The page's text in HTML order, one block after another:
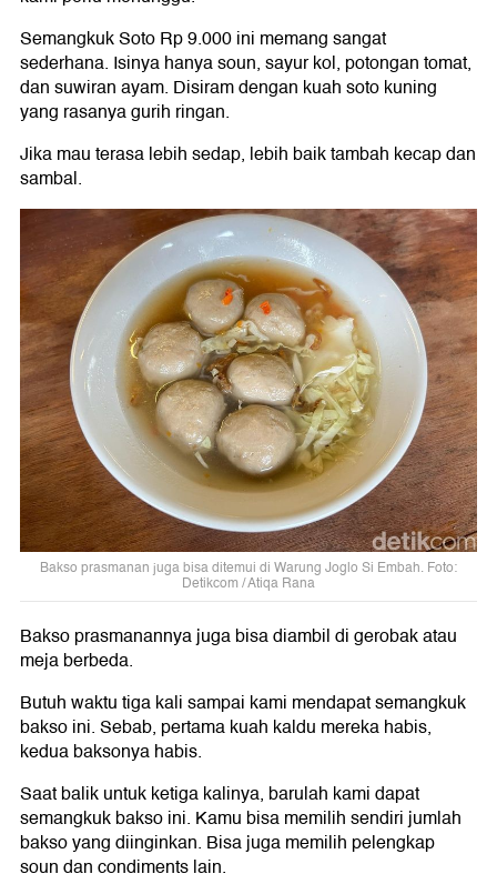
Semangkuk Soto Rp 9.000 ini memang sangat
sederhana. Isinya hanya soun, sayur kol, potongan tomat,
dan suwiran ayam. Disiram dengan kuah soto kuning
yang rasanya gurih ringan.
Jika mau terasa lebih sedap, lebih baik tambah kecap dan
sambal.
Bakso prasmanan juga bisa ditemui di Warung Joglo Si Embah. Foto:
Detikcom / Atiqa Rana
Bakso prasmanannya juga bisa diambil di gerobak atau
meja berbeda.
Butuh waktu tiga kali sampai kami mendapat semangkuk
bakso ini. Sebab, pertama kuah kaldu mereka habis,
kedua baksonya habis.
Saat balik untuk ketiga kalinya, barulah kami dapat
semangkuk bakso ini. Kamu bisa memilih sendiri jumlah
bakso yang diinginkan. Bisa juga memilih pelengkap
soun dan condiments lain.